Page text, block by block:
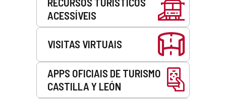
ACESSÍVEIS
VISITAS VIRTUAIS
APPS OFICIAIS DE TURISMO
CASTILLA Y LEÓN